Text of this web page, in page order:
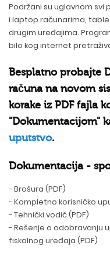
Podržani su uglavnom
i laptop računarima,
drugim uređajima.
bilo kog internet
Besplatno probajte
računa na novom
korake iz PDF fajla
"Dokumentacijom"
uputstvo.
Dokumentacija -
- Brošura (PDF)
- Kompletno korisničko
- Tehnički vodič (PDF)
- Rešenje o odobravanju
fiskalnog uređaja (PDF)